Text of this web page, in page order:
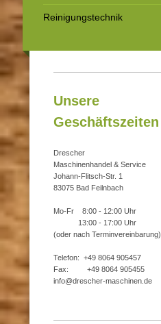
Reinigungstechnik
Unsere
Geschäftszeiten
Drescher
Maschinenhandel & Service
Johann-Flitsch-Str. 1
83075 Bad Feilnbach
Mo-Fr 8:00 - 12:00 Uhr
13:00 - 17:00 Uhr
(oder nach Terminvereinbarung)
Telefon: +49 8064 905457
Fax: +49 8064 905455
info@drescher-maschinen.de